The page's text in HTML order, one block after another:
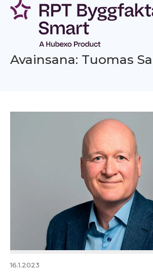
Siirry
sisältöön
Avainsana: Tuomas
16.1.2023